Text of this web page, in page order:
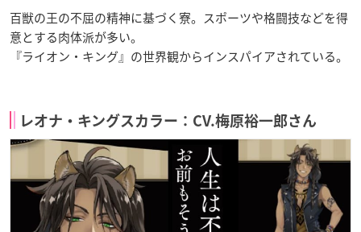
百獣の王の不屈の精神に基づく寮。スポーツや格闘技などを得
意とする肉体派が多い。
『ライオン・キング』の世界観からインスパイアされている。
レオナ・キングスカラー：CV.梅原裕一郎さん